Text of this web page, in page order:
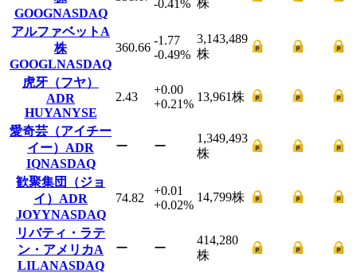
GOOGNASDAQ
-0.41 %
アルファベットA
株
GOOGLNASDAQ
360.66
-1.77
-0.49%
3,143,489
株
虎牙（フヤ）
ADR
HUYANYSE
2.43
+0.00
+0.21%
13,961株
愛奇芸（アイチー
イー）ADR
IQNASDAQ
ー ー
1,349,493
株
歓聚集団（ジョ
イ）ADR
JOYYNASDAQ
74.82
+0.01
+0.02%
14,799株
リバティ・ラテ
ン・アメリカA
LILANASDAQ
ー ー
414,280
株